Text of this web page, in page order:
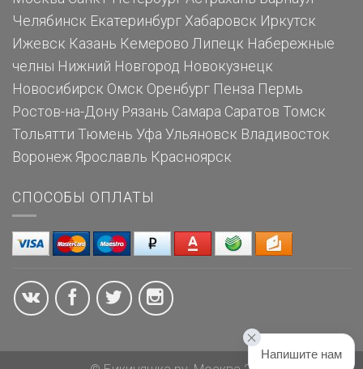
Челябинск Екатеринбург Хабаровск Иркутск
Ижевск Казань Кемерово Липецк Набережные
челны Нижний Новгород Новокузнецк
Новосибирск Омск Оренбург Пенза Пермь
Ростов-на-Дону Рязань Самара Саратов Томск
Тольятти Тюмень Уфа Ульяновск Владивосток
Воронеж Ярославль Красноярск
СПОСОБЫ ОПЛАТЫ
Напишите нам